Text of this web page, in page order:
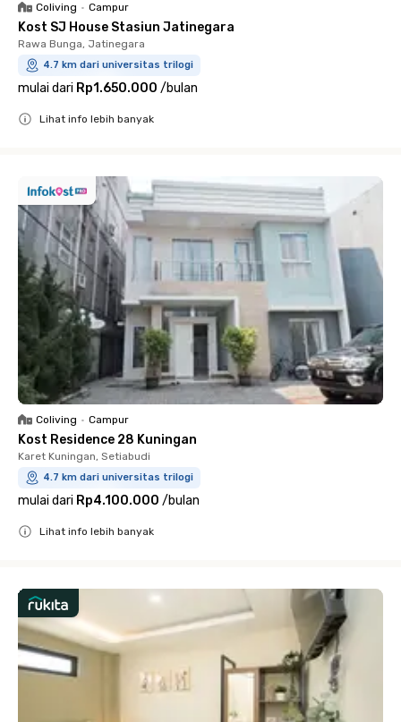
Coliving • Campur
Kost SJ House Stasiun Jatinegara
Rawa Bunga, Jatinegara
4.7 km dari universitas trilogi
mulai dari Rp1.650.000 /bulan
Lihat info lebih banyak
Coliving • Campur
Kost Residence 28 Kuningan
Karet Kuningan, Setiabudi
4.7 km dari universitas trilogi
mulai dari Rp4.100.000 /bulan
Lihat info lebih banyak